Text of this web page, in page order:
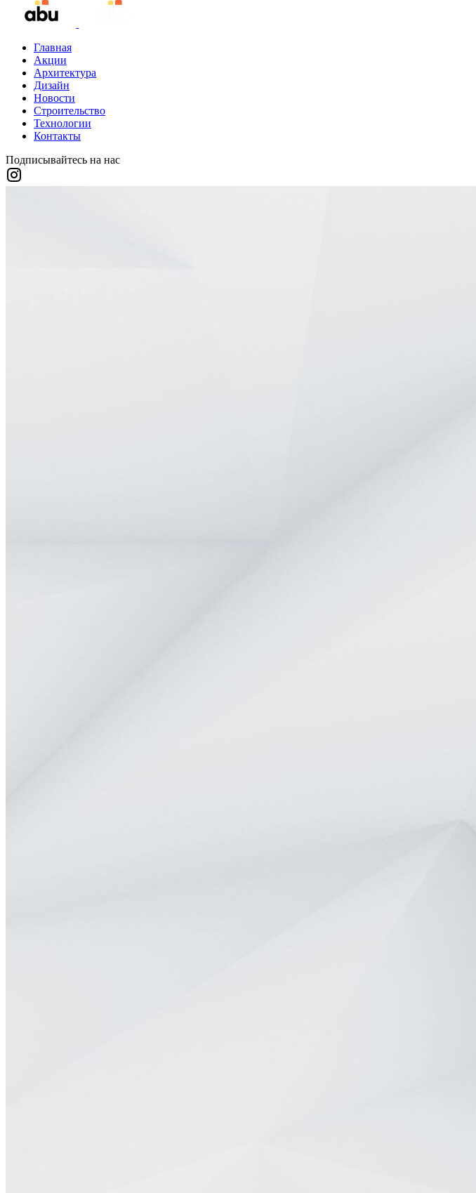
Главная
Акции
Архитектура
Дизайн
Новости
Строительство
Технологии
Контакты
Подписывайтесь на нас